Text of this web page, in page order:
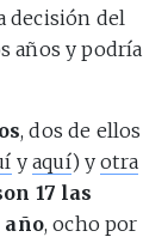
decisión del
años y podría
, dos de ellos
yaquí) yotra
17 las
año, ocho por